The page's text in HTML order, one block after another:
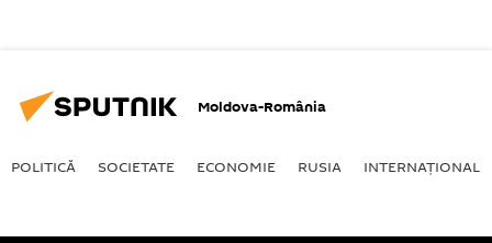
Moldova-România
POLITICĂ SOCIETATE ECONOMIE RUSIA INTERNAŢIONAL